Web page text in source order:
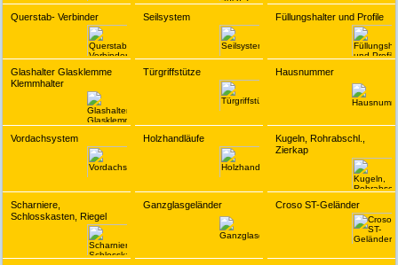
Querstab- Verbinder Seilsystem Füllungshalter und Profile
Glashalter Glasklemme
Klemmhalter
Türgriffstütze Hausnummer
Vordachsystem Holzhandläufe
Kugeln, Rohrabschl.,
Zierkap
Scharniere,
Schlosskasten, Riegel
Ganzglasgeländer Croso ST-Geländer